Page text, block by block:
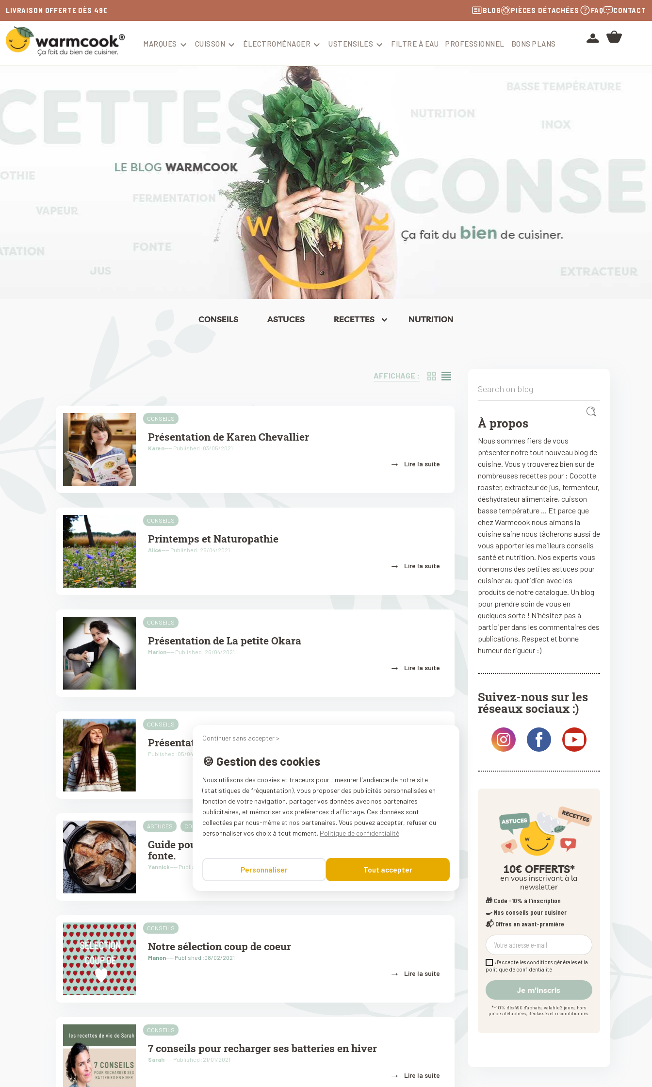
LIVRAISON OFFERTE DÈS 49€ BLOG PIÈCES DÉTACHÉES FAQ CONTACT
MARQUES  CUISSON  ÉLECTROMÉNAGER  USTENSILES  FILTRE À EAU PROFESSIONNEL BONS PLANS
CONSEILS ASTUCES RECETTES keyboard_arrow_down NUTRITION
AFFICHAGE :
CONSEILS
Présentation de Karen Chevallier
Karen---- Published :03/05/2021
→ Lire la suite
CONSEILS
Printemps et Naturopathie
Alice---- Published :26/04/2021
→ Lire la suite
CONSEILS
Présentation de La petite Okara
Marion---- Published :26/04/2021
→ Lire la suite
CONSEILS
Présentation de Julie Pradines
Published :05/04/2021
ASTUCES CONSEILS RECETTES
Guide pour bien cuisiner avec un ustensile de cuisson en
fonte.
Yannick---- Published :12/02/2021 → Lire la suite
CONSEILS
Notre sélection coup de coeur
Manon---- Published :08/02/2021
→ Lire la suite
CONSEILS
7 conseils pour recharger ses batteries en hiver
Sarah---- Published :21/01/2021
→ Lire la suite
À propos
Nous sommes fiers de vous
présenter notre tout nouveau blog de
cuisine. Vous y trouverez bien sur de
nombreuses recettes pour : Cocotte
roaster, extracteur de jus, fermenteur,
déshydrateur alimentaire, cuisson
basse température ... Et parce que
chez Warmcook nous aimons la
cuisine saine nous tâcherons aussi de
vous apporter les meilleurs conseils
santé et nutrition. Nos experts vous
donnerons des petites astuces pour
cuisiner au quotidien avec les
produits de notre catalogue. Un blog
pour prendre soin de vous en
quelques sorte ! N'hésitez pas à
participer dans les commentaires des
publications. Respect et bonne
humeur de rigueur :)
Suivez-nous sur les
réseaux sociaux :)
10€ OFFERTS*
en vous inscrivant à la
newsletter
🎁 Code -10% à l'inscription
🍳 Nos conseils pour cuisiner
📬 Offres en avant-première
J'accepte les conditions générales et la
politique de confidentialité
Je m'inscris
*-10% dès 49€ d'achats, valable 2 jours, hors
pièces détachées, déclassés et reconditionnés.
Continuer sans accepter >
🍪 Gestion des cookies
Nous utilisons des cookies et traceurs pour : mesurer l'audience de notre site
(statistiques de fréquentation), vous proposer des publicités personnalisées en
fonction de votre navigation, partager vos données avec nos partenaires
publicitaires, et mémoriser vos préférences d'affichage. Ces données sont
collectées par nous-même et nos partenaires. Vous pouvez accepter, refuser ou
personnaliser vos choix à tout moment. Politique de confidentialité
Personnaliser Tout accepter